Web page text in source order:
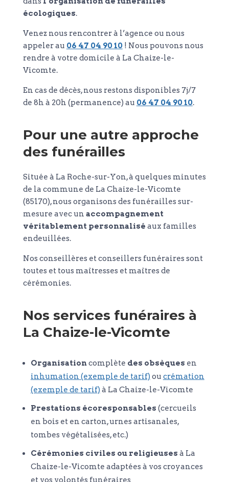
écologiques.
Venez nous rencontrer à l’agence ou nous
appeler au 06 47 04 90 10! Nous pouvons nous
rendre à votre domicile à La Chaize-le-
Vicomte.
En cas de décès, nous restons disponibles 7j/7
de 8h à 20h (permanence) au 06 47 04 90 10.
Pour une autre approche
des funérailles
Située à La Roche-sur-Yon, à quelques minutes
de la commune de La Chaize-le-Vicomte
(85170), nous organisons des funérailles sur-
mesure avec un accompagnement
véritablement personnalisé aux familles
endeuillées.
Nos conseillères et conseillers funéraires sont
toutes et tous maîtresses et maîtres de
cérémonies.
Nos services funéraires à
La Chaize-le-Vicomte
Organisationcomplète des obsèques en
inhumation (exemple de tarif) ou crémation
(exemple de tarif) à La Chaize-le-Vicomte
Prestations écoresponsables (cercueils
en bois et en carton, urnes artisanales,
tombes végétalisées, etc.)
Cérémonies civiles ou religieuses à La
Chaize-le-Vicomte adaptées à vos croyances
et vos volontés funéraires